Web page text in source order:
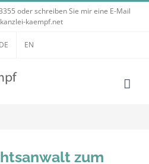
oder schreiben Sie mir eine E-Mail
kaempf.net
DE EN
zum